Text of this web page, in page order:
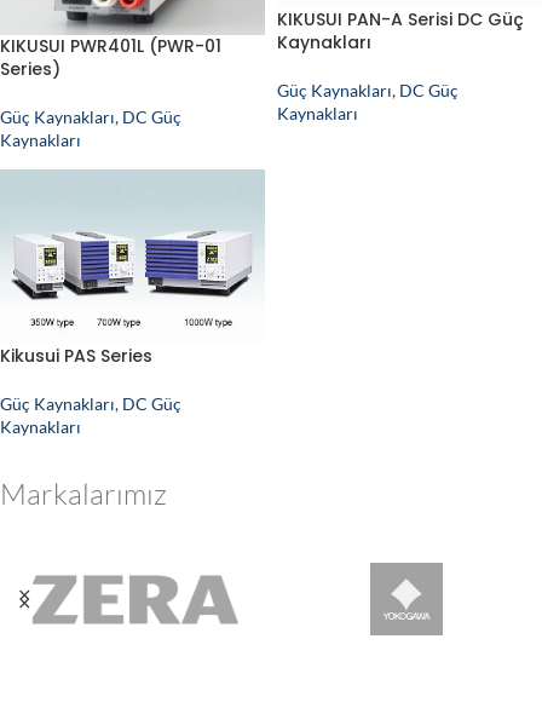
KIKUSUI PWR401L (PWR-01
Series)
Güç Kaynakları, DC Güç
Kaynakları
KIKUSUI PAN-A Serisi DC Güç
Kaynakları
Güç Kaynakları, DC Güç
Kaynakları
Kikusui PAS Series
Güç Kaynakları, DC Güç
Kaynakları
Markalarımız